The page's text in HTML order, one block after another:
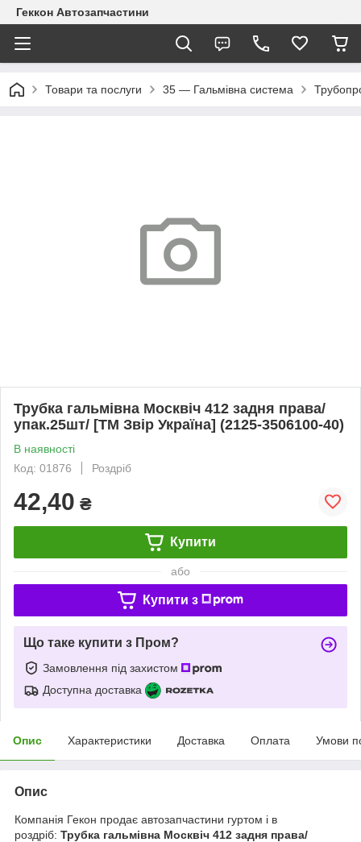
Геккон Автозапчастини
Товари та послуги 35 — Гальмівна система
Трубка гальмівна Москвіч 412 задня права/
упак.25шт/ [ТМ Звір Україна] (2125-3506100-40)
В наявності
Код: 01876
Роздріб
42,40 ₴
Купити
або
Купити з
Що таке купити з Пром?
Замовлення під захистом
Доступна доставка
Опис Характеристики Доставка Оплата Умови
Опис
Компанія Гекон продає автозапчастини гуртом і в
роздріб: Трубка гальмівна Москвіч 412 задня права/